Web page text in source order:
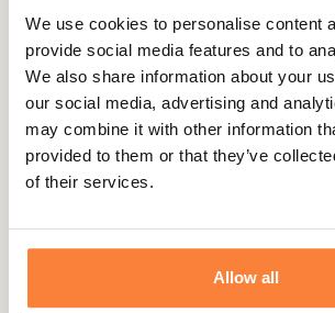
We use cookies to personalise content
provide social media features and to
We also share information about your
our social media, advertising and
may combine it with other information
provided to them or that they’ve
of their services.
Allow all
chasse au petit gibier avec votre chien.
Ce gilet de dressage intelligemment
deux grandes poches avant à soufflet
rabat et à bouton-pression. Tous les
renforcés par une bordure résistante qui
et lui donne un bel aspect. Il y a une
réglable pour une finition épurée avec
Fiche technique
100 % Polyester